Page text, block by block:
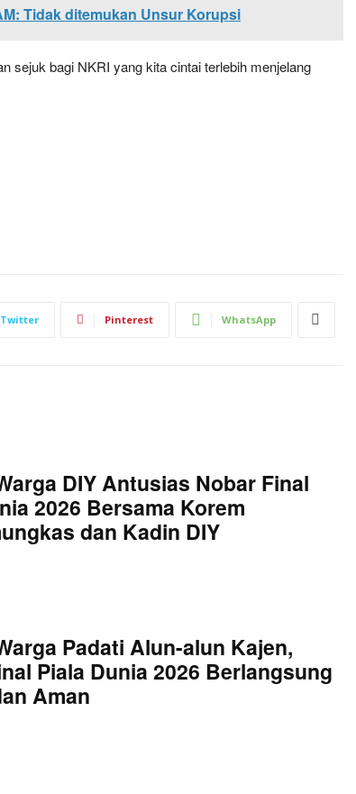
Tidak ditemukan Unsur Korupsi
sejuk bagi NKRI yang kita cintai terlebih menjelang
Twitter Pinterest WhatsApp
DIY Antusias Nobar Final
2026 Bersama Korem
dan Kadin DIY
Padati Alun-alun Kajen,
Piala Dunia 2026 Berlangsung
Aman